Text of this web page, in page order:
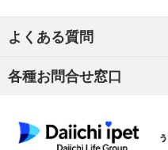
よくある質問
各種お問合せ窓口